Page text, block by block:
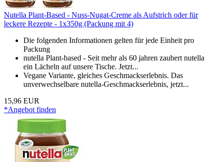
Nutella Plant-Based - Nuss-Nugat-Creme als Aufstrich oder für
leckere Rezepte - 1x350g (Packung mit 4)
Die folgenden Informationen gelten für jede Einheit pro
Packung
nutella Plant-based - Seit mehr als 60 jahren zaubert nutella
ein Lächeln auf unsere Tische. Jetzt...
Vegane Variante, gleiches Geschmackserlebnis. Das
unverwechselbare nutella-Geschmackserlebnis, jetzt...
15,96 EUR
*Angebot finden